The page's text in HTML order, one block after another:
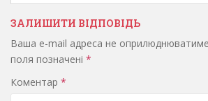
ЗАЛИШИТИ ВІДПОВІДЬ
Ваша e-mail адреса не
поля позначені *
Коментар *